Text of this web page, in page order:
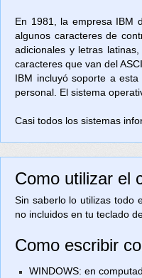
En 1981, la empresa IBM
algunos caracteres de
adicionales y letras
caracteres que van del
IBM incluyó soporte a
personal. El sistema
Casi todos los sistemas
Como utilizar el
Sin saberlo lo utilizas todo
no incluidos en tu teclado
Como escribir
WINDOWS: en